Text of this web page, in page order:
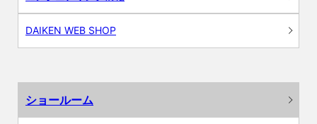
DAIKEN WEB SHOP
ショールーム